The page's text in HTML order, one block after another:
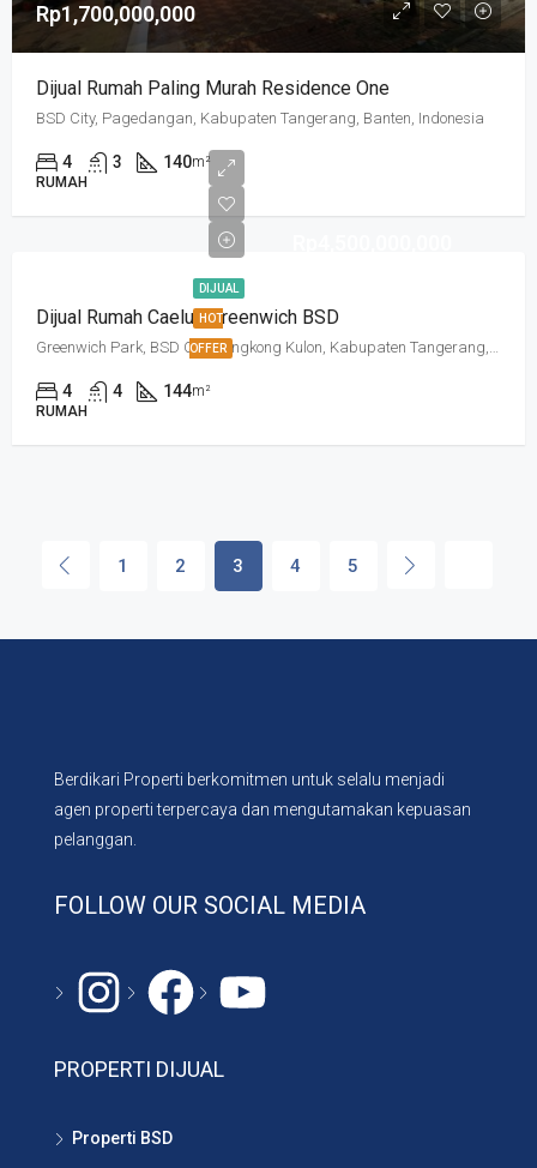
Rp1,700,000,000
Dijual Rumah Paling Murah Residence One
BSD City, Pagedangan, Kabupaten Tangerang, Banten, Indonesia
4 3 140m²
RUMAH
DIJUAL
HOT
OFFER
Dijual Rumah Caelus Greenwich BSD
Greenwich Park, BSD City, Lengkong Kulon, Kabupaten Tangerang, Banten, Indonesia
4 4 144m²
RUMAH
1 2 3 4 5
Berdikari Properti berkomitmen untuk selalu menjadi
agen properti terpercaya dan mengutamakan kepuasan
pelanggan.
FOLLOW OUR SOCIAL MEDIA
PROPERTI DIJUAL
Properti BSD